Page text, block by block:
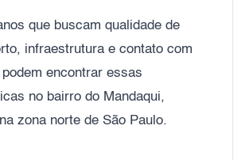
que buscam qualidade de
infraestrutura e contato com
encontrar essas
no bairro do Mandaqui,
zona norte de São Paulo.